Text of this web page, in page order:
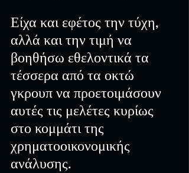
Είχα και εφέτος την τύχη,
αλλά και την τιμή να
βοηθήσω εθελοντικά τα
τέσσερα από τα οκτώ
γκρουπ να προετοιμάσουν
αυτές τις μελέτες κυρίως
στο κομμάτι της
χρηματοοικονομικής
ανάλυσης.